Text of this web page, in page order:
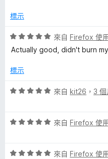
分
，
分
5
標示
評
價
分
滿
分
來自 Firefox 使
Actually good, didn't burn
標示
評
分
分
來自 kit26 ， 3 個
評
分
來自 Firefox 使
評
來自 Firefox 使